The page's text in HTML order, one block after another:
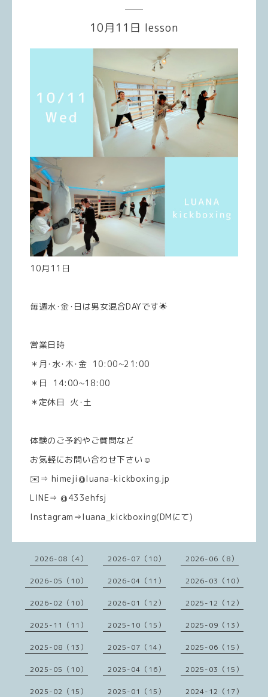
10月11日 lesson
10月11日
毎週水･金･日は男女混合DAYです🌟
営業日時
＊月･水･木･金 10:00~21:00
＊日 14:00~18:00
＊定休日 火･土
体験のご予約やご質問など
お気軽にお問い合わせ下さい☺️
✉️⇒ himeji@luana-kickboxing.jp
LINE⇒ @433ehfsj
Instagram⇒luana_kickboxing(DMにて)
2026-08（4） 2026-07（10） 2026-06（8）
2026-05（10） 2026-04（11） 2026-03（10）
2026-02（10） 2026-01（12） 2025-12（12）
2025-11（11） 2025-10（15） 2025-09（13）
2025-08（13） 2025-07（14） 2025-06（15）
2025-05（10） 2025-04（16） 2025-03（15）
2025-02（15） 2025-01（15） 2024-12（17）